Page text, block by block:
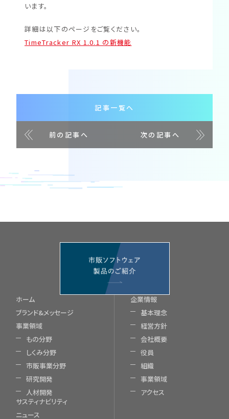
います。
詳細は以下のページをご覧ください。
TimeTracker RX 1.0.1 の新機能
前の記事へ
記事一覧へ
次の記事へ
ホーム
ブランド&メッセージ
事業領域
もの分野
しくみ分野
市販事業分野
研究開発
人材開発
企業情報
基本理念
経営方針
会社概要
役員
組織
事業領域
アクセス
サスティナビリティ
ニュース